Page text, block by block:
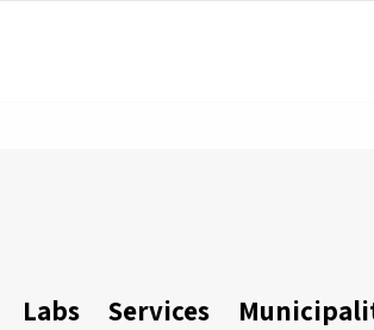
Labs Services